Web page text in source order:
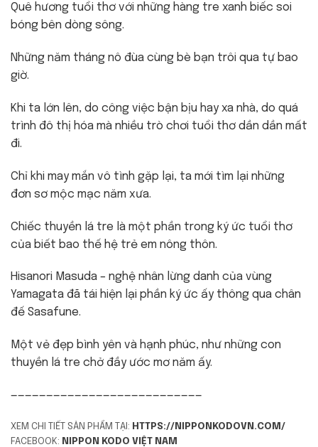
Quê hương tuổi thơ với những hàng tre xanh biếc soi
bóng bên dòng sông.
Những năm tháng nô đùa cùng bè bạn trôi qua tự bao
giờ.
Khi ta lớn lên, do công việc bận bịu hay xa nhà, do quá
trình đô thị hóa mà nhiều trò chơi tuổi thơ dần dần mất
đi.
Chỉ khi may mắn vô tình gặp lại, ta mới tìm lại những
đơn sơ mộc mạc năm xưa.
Chiếc thuyền lá tre là một phần trong ký ức tuổi thơ
của biết bao thế hệ trẻ em nông thôn.
Hisanori Masuda – nghệ nhân lừng danh của vùng
Yamagata đã tái hiện lại phần ký ức ấy thông qua chân
đế Sasafune.
Một vẻ đẹp bình yên và hạnh phúc, như những con
thuyền lá tre chở đầy ước mơ năm ấy.
———————————————————————————
XEM CHI TIẾT SẢN PHẨM TẠI: HTTPS://NIPPONKODOVN.COM/
FACEBOOK: NIPPON KODO VIỆT NAM